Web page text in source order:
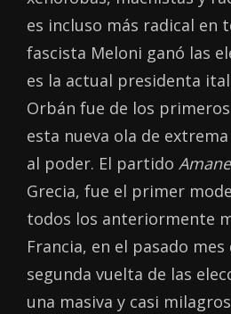
es incluso más radical en
fascista Meloni ganó las
es la actual presidenta
Orbán fue de los
esta nueva ola de
al poder. El partido
Grecia, fue el primer
todos los anteriormente
Francia, en el pasado
segunda vuelta de las
una masiva y casi